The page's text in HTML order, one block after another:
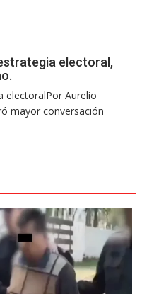
electoral,
electoralPor Aurelio
mayor conversación